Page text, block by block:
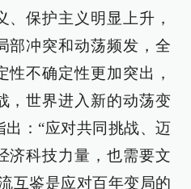
保护主义明显上升，
部冲突和动荡频发，全
不确定性更加突出，
，世界进入新的动荡变
：“应对共同挑战、迈
济科技力量，也需要文
互鉴是应对百年变局的